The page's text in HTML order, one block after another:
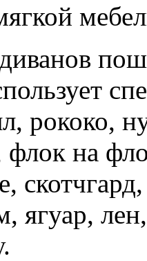
рококо,
флок на
ягуар,